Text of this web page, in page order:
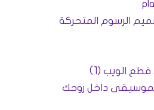
الرسوم المتحركة
داخل روحك